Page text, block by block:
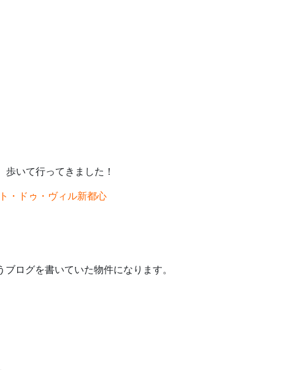
いて行ってきました！
・ドゥ・ヴィル新都心
ログを書いていた物件になります。